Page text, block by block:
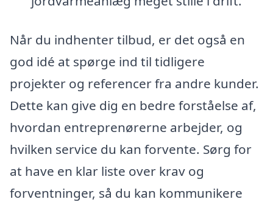
Når du indhenter tilbud, er det også en
god idé at spørge ind til tidligere
projekter og referencer fra andre kunder.
Dette kan give dig en bedre forståelse af,
hvordan entreprenørerne arbejder, og
hvilken service du kan forvente. Sørg for
at have en klar liste over krav og
forventninger, så du kan kommunikere